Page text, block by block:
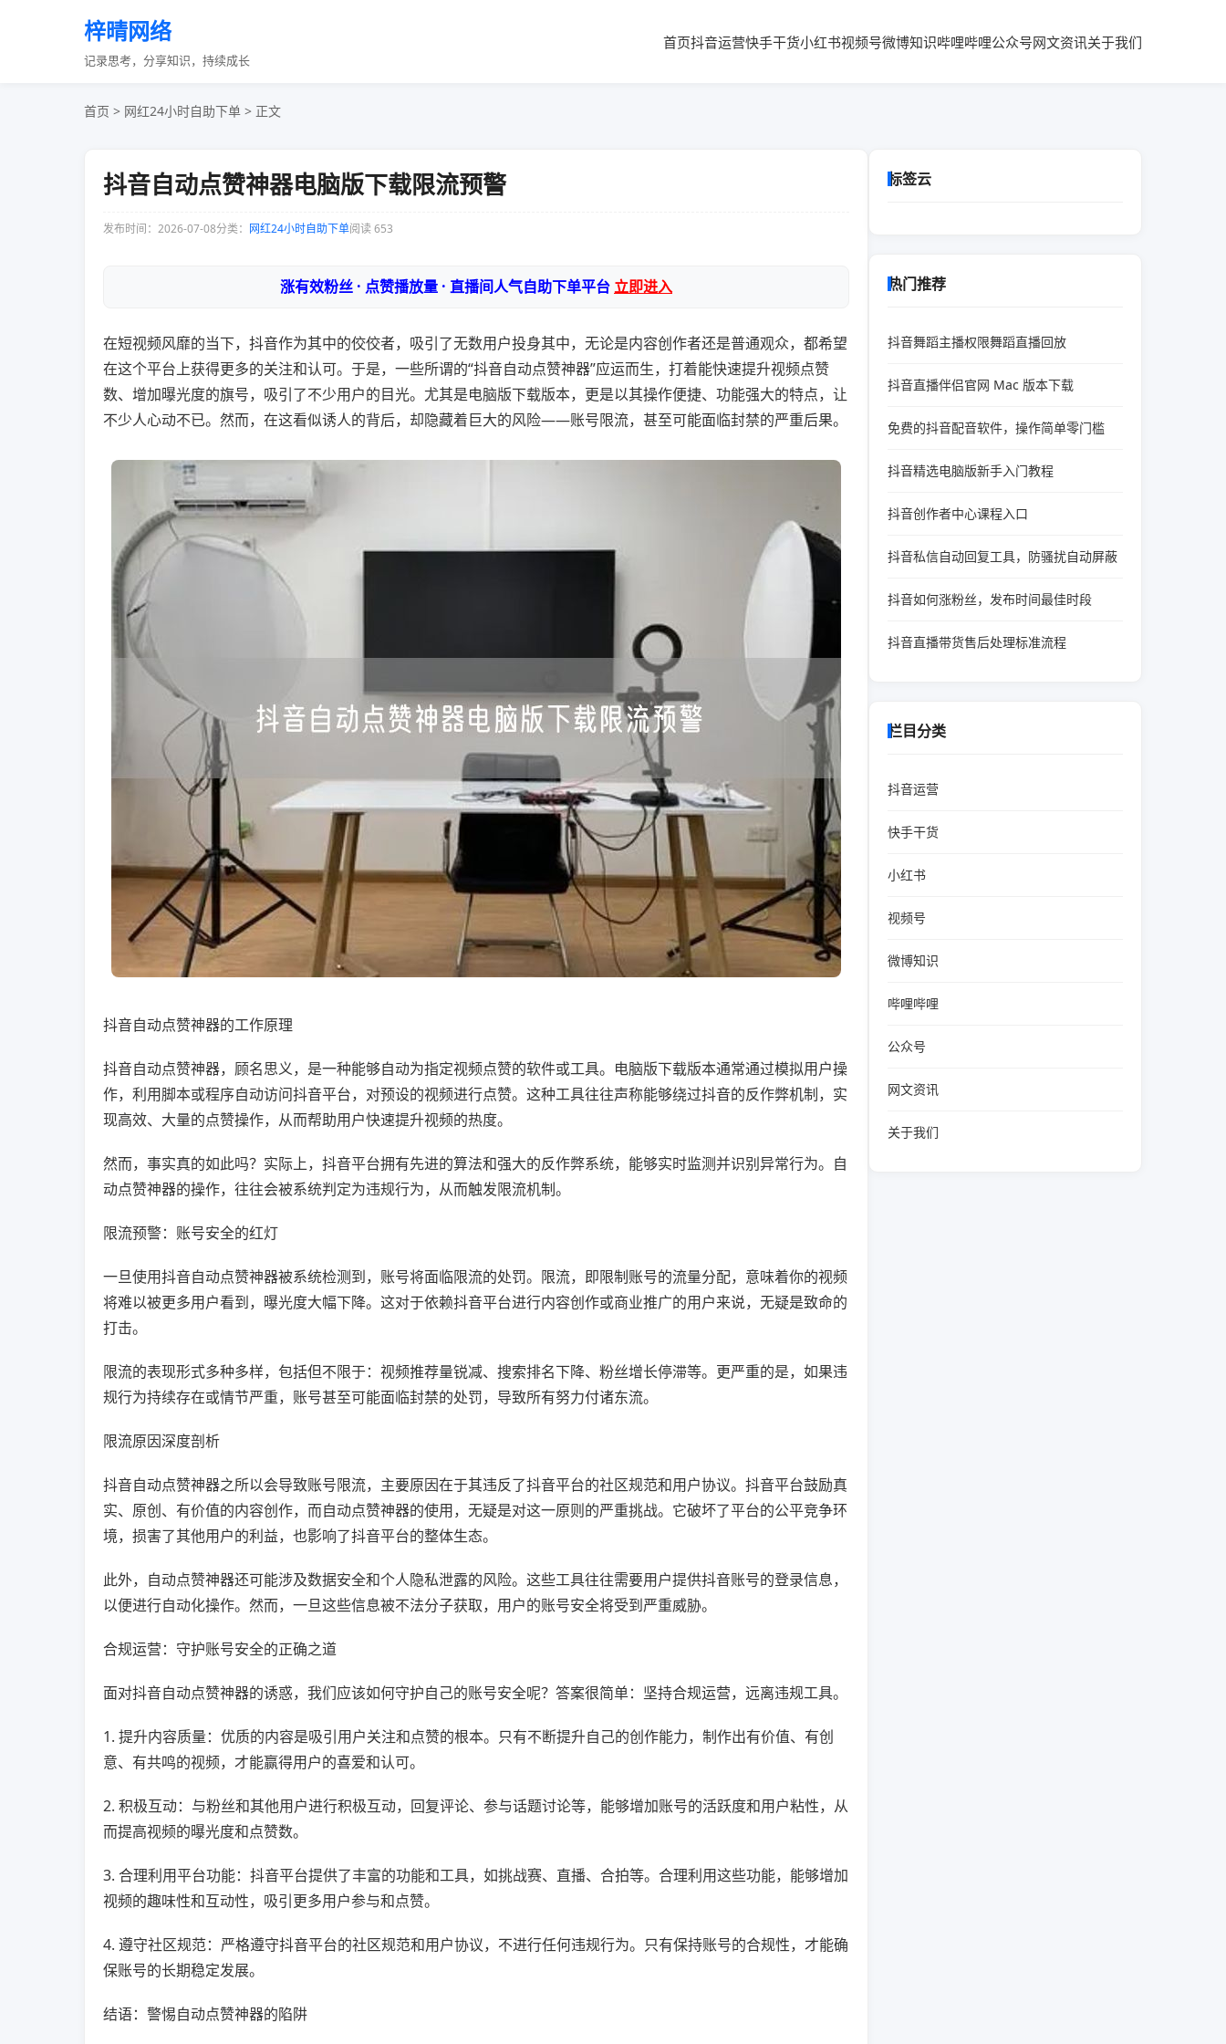
梓晴网络
记录思考，分享知识，持续成长
首页抖音运营快手干货小红书视频号微博知识哔哩哔哩公众号网文资讯关于我们
首页 > 网红24小时自助下单 > 正文
抖音自动点赞神器电脑版下载限流预警
发布时间：2026-07-08分类： 网红24小时自助下单阅读 653
涨有效粉丝 · 点赞播放量 · 直播间人气自助下单平台立即进入
在短视频风靡的当下，抖音作为其中的佼佼者，吸引了无数用户投身其中，无论是内容创作者还是普通观众，都希望
在这个平台上获得更多的关注和认可。于是，一些所谓的“抖音自动点赞神器”应运而生，打着能快速提升视频点赞
数、增加曝光度的旗号，吸引了不少用户的目光。尤其是电脑版下载版本，更是以其操作便捷、功能强大的特点，让
不少人心动不已。然而，在这看似诱人的背后，却隐藏着巨大的风险——账号限流，甚至可能面临封禁的严重后果。
抖音自动点赞神器的工作原理
抖音自动点赞神器，顾名思义，是一种能够自动为指定视频点赞的软件或工具。电脑版下载版本通常通过模拟用户操
作，利用脚本或程序自动访问抖音平台，对预设的视频进行点赞。这种工具往往声称能够绕过抖音的反作弊机制，实
现高效、大量的点赞操作，从而帮助用户快速提升视频的热度。
然而，事实真的如此吗？实际上，抖音平台拥有先进的算法和强大的反作弊系统，能够实时监测并识别异常行为。自
动点赞神器的操作，往往会被系统判定为违规行为，从而触发限流机制。
限流预警：账号安全的红灯
一旦使用抖音自动点赞神器被系统检测到，账号将面临限流的处罚。限流，即限制账号的流量分配，意味着你的视频
将难以被更多用户看到，曝光度大幅下降。这对于依赖抖音平台进行内容创作或商业推广的用户来说，无疑是致命的
打击。
限流的表现形式多种多样，包括但不限于：视频推荐量锐减、搜索排名下降、粉丝增长停滞等。更严重的是，如果违
规行为持续存在或情节严重，账号甚至可能面临封禁的处罚，导致所有努力付诸东流。
限流原因深度剖析
抖音自动点赞神器之所以会导致账号限流，主要原因在于其违反了抖音平台的社区规范和用户协议。抖音平台鼓励真
实、原创、有价值的内容创作，而自动点赞神器的使用，无疑是对这一原则的严重挑战。它破坏了平台的公平竞争环
境，损害了其他用户的利益，也影响了抖音平台的整体生态。
此外，自动点赞神器还可能涉及数据安全和个人隐私泄露的风险。这些工具往往需要用户提供抖音账号的登录信息，
以便进行自动化操作。然而，一旦这些信息被不法分子获取，用户的账号安全将受到严重威胁。
合规运营：守护账号安全的正确之道
面对抖音自动点赞神器的诱惑，我们应该如何守护自己的账号安全呢？答案很简单：坚持合规运营，远离违规工具。
1. 提升内容质量：优质的内容是吸引用户关注和点赞的根本。只有不断提升自己的创作能力，制作出有价值、有创
意、有共鸣的视频，才能赢得用户的喜爱和认可。
2. 积极互动：与粉丝和其他用户进行积极互动，回复评论、参与话题讨论等，能够增加账号的活跃度和用户粘性，从
而提高视频的曝光度和点赞数。
3. 合理利用平台功能：抖音平台提供了丰富的功能和工具，如挑战赛、直播、合拍等。合理利用这些功能，能够增加
视频的趣味性和互动性，吸引更多用户参与和点赞。
4. 遵守社区规范：严格遵守抖音平台的社区规范和用户协议，不进行任何违规行为。只有保持账号的合规性，才能确
保账号的长期稳定发展。
结语：警惕自动点赞神器的陷阱
标签云
热门推荐
抖音舞蹈主播权限舞蹈直播回放
抖音直播伴侣官网 Mac 版本下载
免费的抖音配音软件，操作简单零门槛
抖音精选电脑版新手入门教程
抖音创作者中心课程入口
抖音私信自动回复工具，防骚扰自动屏蔽
抖音如何涨粉丝，发布时间最佳时段
抖音直播带货售后处理标准流程
栏目分类
抖音运营
快手干货
小红书
视频号
微博知识
哔哩哔哩
公众号
网文资讯
关于我们